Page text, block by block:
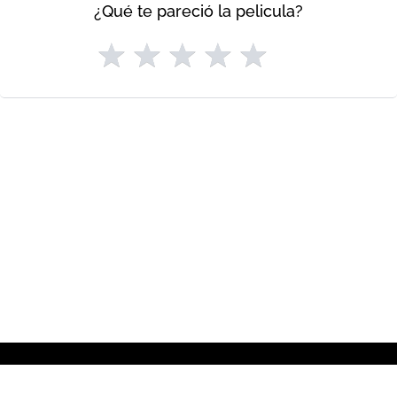
¿Qué te pareció la pelicula?